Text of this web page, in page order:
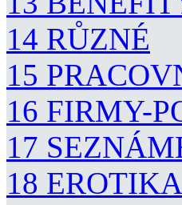
14 RŮZNÉ
15
16 FIRMY-
17
18 EROTIKA